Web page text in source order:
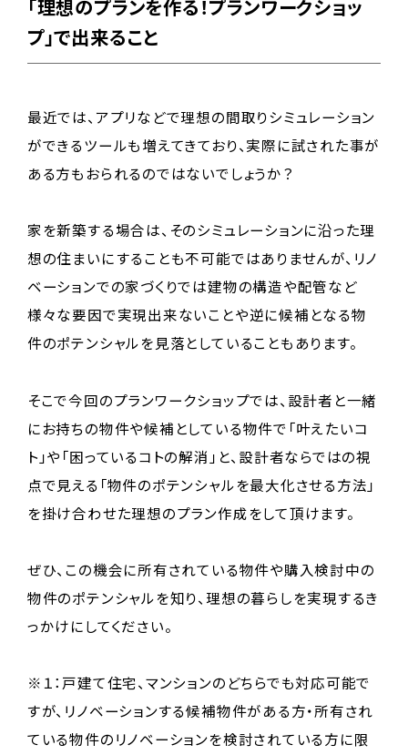
「理想のプランを作る！プランワークショッ
プ」で出来ること
最近では、アプリなどで理想の間取りシミュレーション
ができるツールも増えてきており、実際に試された事が
ある方もおられるのではないでしょうか？
家を新築する場合は、そのシミュレーションに沿った理
想の住まいにすることも不可能ではありませんが、リノ
ベーションでの家づくりでは建物の構造や配管など
様々な要因で実現出来ないことや逆に候補となる物
件のポテンシャルを見落としていることもあります。
そこで今回のプランワークショップでは、設計者と一緒
にお持ちの物件や候補としている物件で「叶えたいコ
ト」や「困っているコトの解消」と、設計者ならではの視
点で見える「物件のポテンシャルを最大化させる方法」
を掛け合わせた理想のプラン作成をして頂けます。
ぜひ、この機会に所有されている物件や購入検討中の
物件のポテンシャルを知り、理想の暮らしを実現するき
っかけにしてください。
※１：戸建て住宅、マンションのどちらでも対応可能で
すが、リノベーションする候補物件がある方・所有され
ている物件のリノベーションを検討されている方に限